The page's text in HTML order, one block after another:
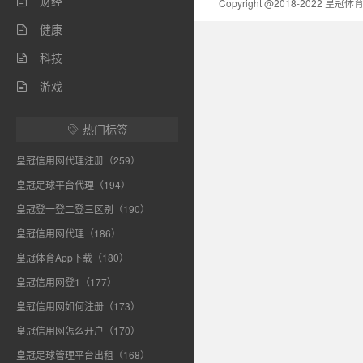
 健康
 科技
 游戏
 热门标签
皇冠信用网代理注册（259）
皇冠足球平台代理（194）
皇冠登一登二登三区别（190）
皇冠信用网代理（186）
皇冠体育App下载（180）
皇冠信用网登1（177）
皇冠信用网如何注册（173）
皇冠信用网怎么开户（170）
皇冠足球管理平台出租（168）
Copyright @2018-2022 皇冠体